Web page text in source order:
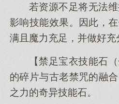
若资源不足将无法
影响技能效果。因此，
满且魔力充足，并做好充
【禁足宝衣技能石
的碎片与古老禁咒的融
之力的奇异技能石。